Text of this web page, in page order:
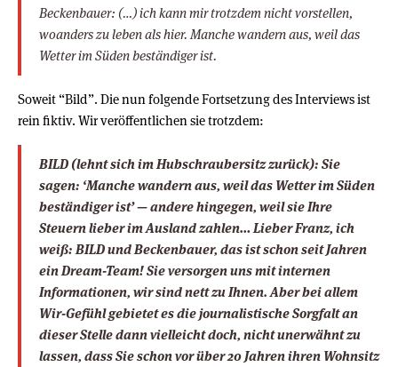
Beckenbauer: (…) ich kann mir trotzdem nicht vorstellen,
woanders zu leben als hier. Manche wandern aus, weil das
Wetter im Süden beständiger ist.
Soweit “Bild”. Die nun folgende Fortsetzung des Interviews ist
rein fiktiv. Wir veröffentlichen sie trotzdem:
BILD (lehnt sich im Hubschraubersitz zurück): Sie
sagen: ‘Manche wandern aus, weil das Wetter im Süden
beständiger ist’ — andere hingegen, weil sie Ihre
Steuern lieber im Ausland zahlen… Lieber Franz, ich
weiß: BILD und Beckenbauer, das ist schon seit Jahren
ein Dream-Team! Sie versorgen uns mit internen
Informationen, wir sind nett zu Ihnen. Aber bei allem
Wir-Gefühl gebietet es die journalistische Sorgfalt an
dieser Stelle dann vielleicht doch, nicht unerwähnt zu
lassen, dass Sie schon vor über 20 Jahren ihren Wohnsitz